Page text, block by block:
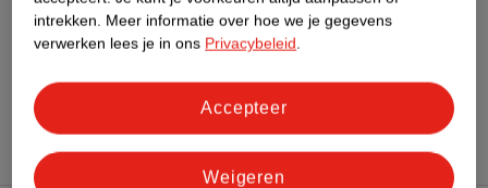
MeerNailPerfect Alle Nagellijm
Hoe controleren wij de reviews?
intrekken. Meer informatie over hoe we je gegevens
verwerken lees je in ons Privacybeleid.
Weigeren
Accepteer